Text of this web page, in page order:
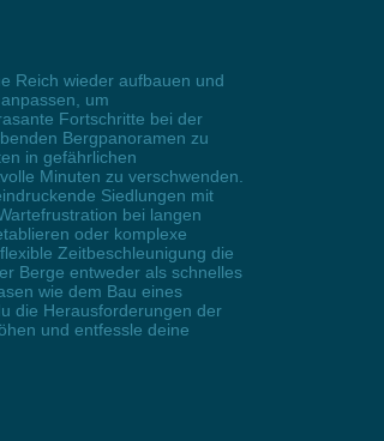
Reich wieder aufbauen und
um
Fortschritte bei der
Bergpanoramen zu
in gefährlichen
Minuten zu verschwenden.
Siedlungen mit
bei langen
oder komplexe
Zeitbeschleunigung die
Berge entweder als schnelles
wie dem Bau eines
die Herausforderungen der
und entfessle deine